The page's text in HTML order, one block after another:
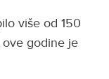
više od 150
godine je